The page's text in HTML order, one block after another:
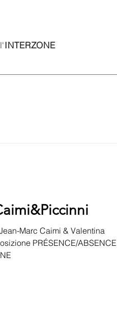
INTERZONE
Marc Caimi & Valentina
PRÉSENCE/ABSENCE